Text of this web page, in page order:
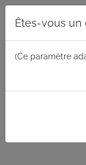
Êtes-vous un
(Ce paramètre